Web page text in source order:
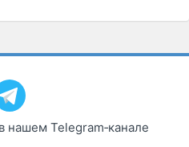
нашем Telegram‑канале